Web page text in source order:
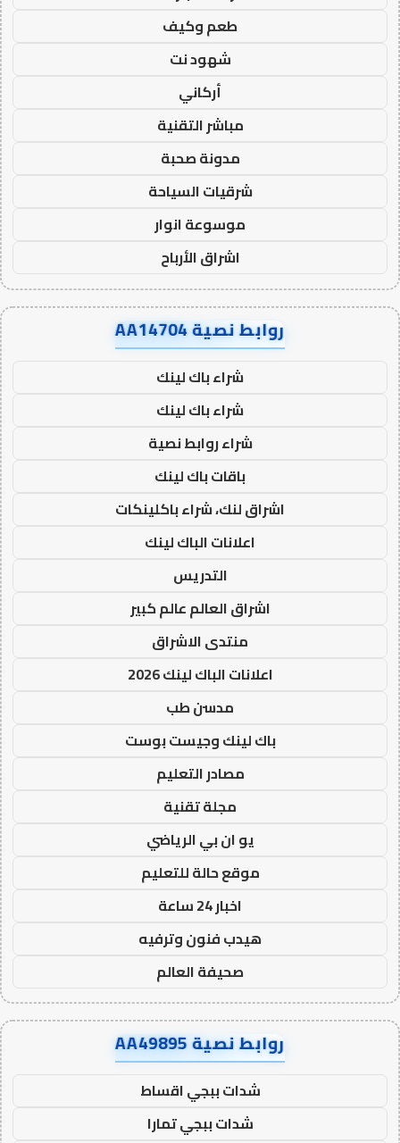
طعم وكيف
شهود نت
أركاني
مباشر التقنية
مدونة صحبة
شرقيات السياحة
موسوعة انوار
اشراق الأرباح
روابط نصية AA14704
شراء باك لينك
شراء باك لينك
شراء روابط نصية
باقات باك لينك
اشراق لنك، شراء باكلينكات
اعلانات الباك لينك
التدريس
اشراق العالم عالم كبير
منتدى الاشراق
اعلانات الباك لينك 2026
مدسن طب
باك لينك وجيست بوست
مصادر التعليم
مجلة تقنية
يو ان بي الرياضي
موقع حالة للتعليم
اخبار 24 ساعة
هيدب فنون وترفيه
صحيفة العالم
روابط نصية AA49895
شدات ببجي اقساط
شدات ببجي تمارا